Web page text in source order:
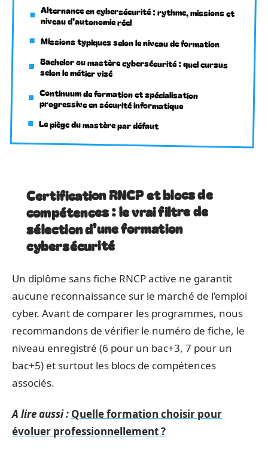
Alternance en cybersécurité : rythme, missions et
niveau d’autonomie réel
Missions typiques selon le niveau de formation
Bachelor ou mastère cybersécurité : quel cursus
selon le métier visé
Continuum de formation et spécialisation
progressive en sécurité informatique
Le piège du mastère par défaut
Certification RNCP et blocs de
compétences : le vrai filtre de
sélection d’une formation
cybersécurité
Un diplôme sans fiche RNCP active ne garantit
aucune reconnaissance sur le marché de l’emploi
cyber. Avant de comparer les programmes, nous
recommandons de vérifier le numéro de fiche, le
niveau enregistré (6 pour un bac+3, 7 pour un
bac+5) et surtout les blocs de compétences
associés.
A lire aussi : Quelle formation choisir pour
évoluer professionnellement ?